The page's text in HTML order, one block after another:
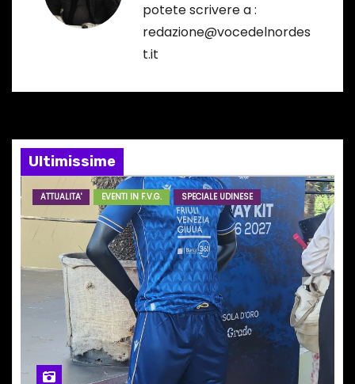
n
e
a
r
i
c
o
l
potete scrivere a :
redazione@vocedelnordes
t.it
Ultimissime
ATTUALITA' EVENTI IN F.V.G. SPECIALE UDINESE